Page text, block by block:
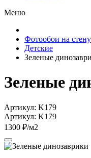
Меню
Фотообои на стену
Детские
Зеленые
Зеленые
Артикул: K179
Артикул: K179
1300 ₽/м2